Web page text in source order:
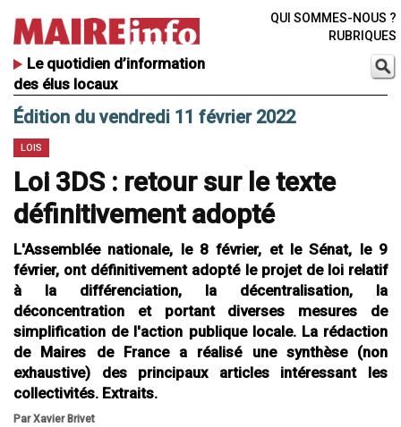
Le quotidien d’information
des élus locaux
QUI SOMMES-NOUS ?
RUBRIQUES
Édition du vendredi 11 février 2022
LOIS
Loi 3DS : retour sur le texte
définitivement adopté
L'Assemblée nationale, le 8 février, et le Sénat, le 9
février, ont définitivement adopté le projet de loi relatif
à la différenciation, la décentralisation, la
déconcentration et portant diverses mesures de
simplification de l'action publique locale. La rédaction
de Maires de France a réalisé une synthèse (non
exhaustive) des principaux articles intéressant les
collectivités. Extraits.
Par Xavier Brivet